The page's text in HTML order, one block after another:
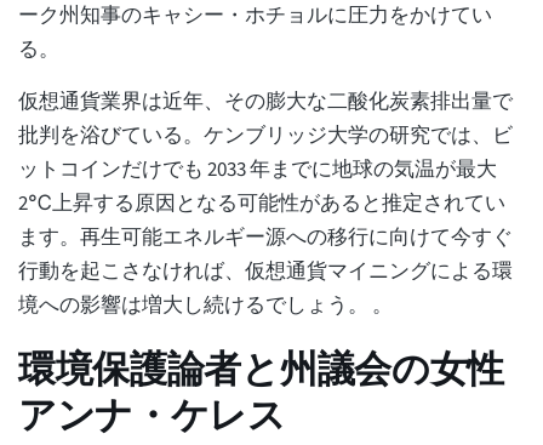
ーク州知事のキャシー・ホチョルに圧力をかけてい
る。
仮想通貨業界は近年、その膨大な二酸化炭素排出量で
批判を浴びている。ケンブリッジ大学の研究では、ビ
ットコインだけでも 2033 年までに地球の気温が最大
2℃上昇する原因となる可能性があると推定されてい
ます。再生可能エネルギー源への移行に向けて今すぐ
行動を起こさなければ、仮想通貨マイニングによる環
境への影響は増大し続けるでしょう。 。
環境保護論者と州議会の女性
アンナ・ケレス